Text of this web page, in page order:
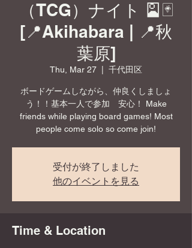
（TCG）ナイト 🎴🃏
[📍Akihabara | 📍秋
葉原]
Thu, Mar 27 千代田区
ボードゲームしながら、仲良くしましょ
う！！基本一人で参加 安心！ Make
friends while playing board games! Most
people come solo so come join!
受付が終了しました
他のイベントを見る
Time & Location